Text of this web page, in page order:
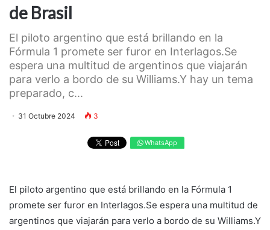
de Brasil
El piloto argentino que está brillando en la
Fórmula 1 promete ser furor en Interlagos.Se
espera una multitud de argentinos que viajarán
para verlo a bordo de su Williams.Y hay un tema
preparado, c...
31 Octubre 2024 3
WhatsApp
El piloto argentino que está brillando en la Fórmula 1
promete ser furor en Interlagos.Se espera una multitud de
argentinos que viajarán para verlo a bordo de su Williams.Y